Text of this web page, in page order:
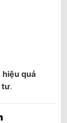
hiệu quả
tư.